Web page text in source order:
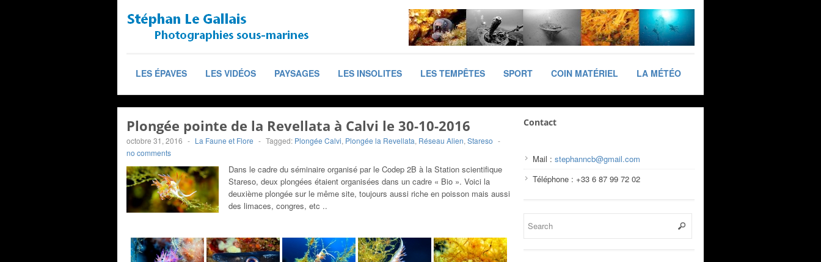
LES ÉPAVES LES VIDÉOS PAYSAGES LES INSOLITES LES TEMPÊTES SPORT COIN MATÉRIEL LA MÉTÉO
Plongée pointe de la Revellata à Calvi le 30-10-2016
octobre 31, 2016 - La Faune et Flore - Tagged: Plongée Calvi, Plongée la Revellata, Réseau Alien, Stareso -
no comments
Dans le cadre du séminaire organisé par le Codep 2B à la Station scientifique
Stareso, deux plongées étaient organisées dans un cadre « Bio ». Voici la
deuxième plongée sur le même site, toujours aussi riche en poisson mais aussi
des limaces, congres, etc ..
Contact
Mail : stephanncb@gmail.com
Téléphone : +33 6 87 99 72 02